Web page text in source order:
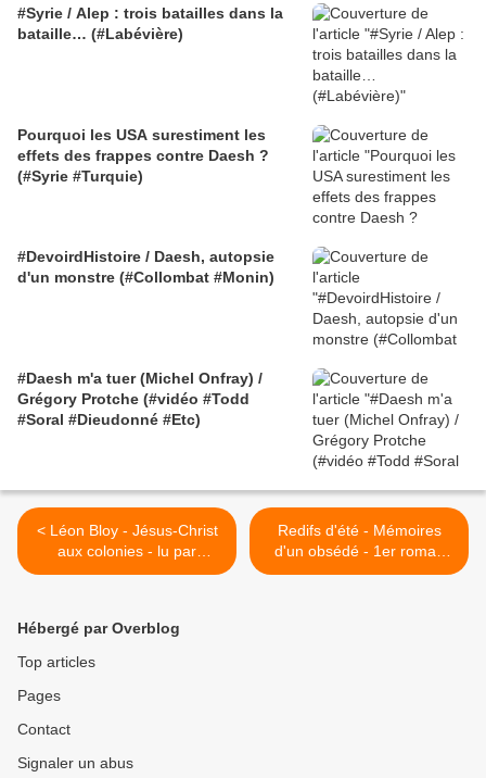
#Syrie / Alep : trois batailles dans la
bataille… (#Labévière)
Pourquoi les USA surestiment les
effets des frappes contre Daesh ?
(#Syrie #Turquie)
#DevoirdHistoire / Daesh, autopsie
d'un monstre (#Collombat #Monin)
#Daesh m'a tuer (Michel Onfray) /
Grégory Protche (#vidéo #Todd
#Soral #Dieudonné #Etc)
< Léon Bloy - Jésus-Christ
aux colonies - lu par
Grégory Protche
Redifs d'été - Mémoires
d'un obsédé - 1er roman
audio de Mano, lu par
Hébergé par Overblog
Top articles
Pages
Contact
Signaler un abus